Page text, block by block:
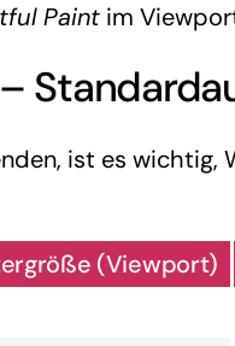
Paint im
ist es wichtig,
(Viewport)